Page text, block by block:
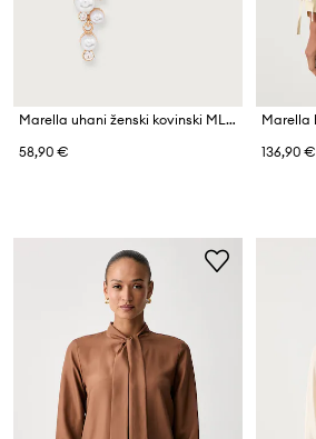
Marella uhani ženski kovinski MLLADATTI
58,90 €
136,90 €